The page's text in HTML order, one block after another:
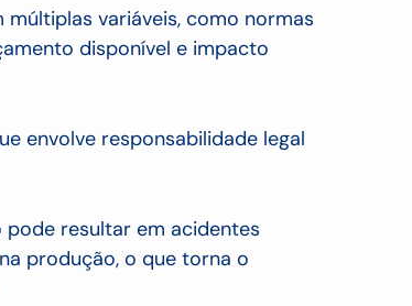
variáveis, como normas
disponível e impacto
envolve responsabilidade legal
resultar em acidentes
produção, o que torna o